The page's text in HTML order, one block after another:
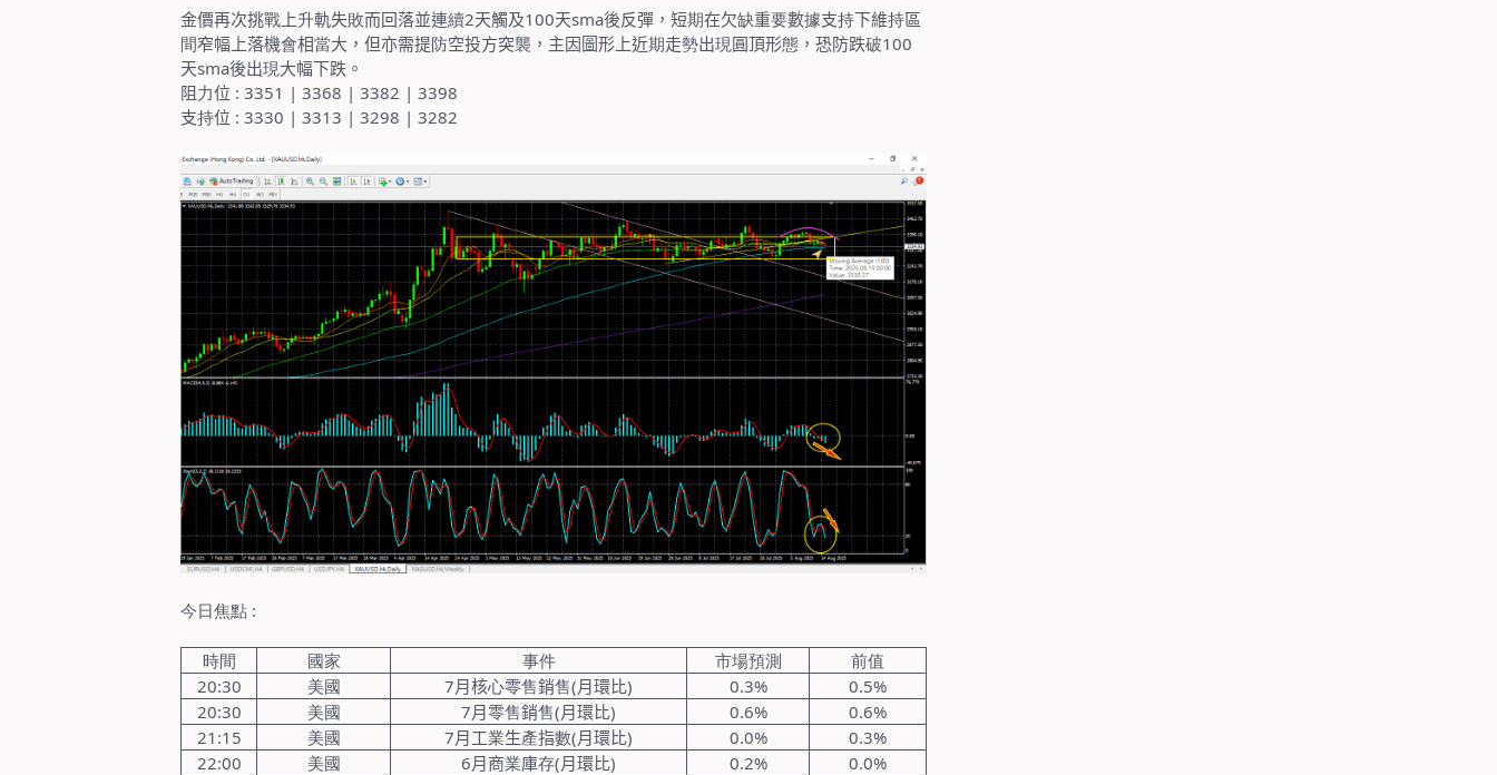
金價再次挑戰 上升軌失敗而回落並連續2天觸及100天sma後反彈，短期在欠缺重要數據支持下維持區
間窄幅上落機會相當大，但亦需提防空投方突襲 ，主因圖形上近期走勢出現圓頂形態 ，恐防跌破100
天sma後出現大幅下跌。
阻力位 : 3351 | 3368 | 3382 | 3398
支持位 : 3330 | 3313 | 3298 | 3282
今日焦點 :
時間 國家 事件 市場預測
前值
20:30
美國 7月核心零售銷售(月環比) 0.3%
0.5%
20:30
美國 7月零售銷售(月環比) 0.6%
0.6%
21:15
美國 7月工業生產指數(月環比) 0.0%
0.3%
22:00
美國 6月商業庫存(月環比) 0.2%
0.0%